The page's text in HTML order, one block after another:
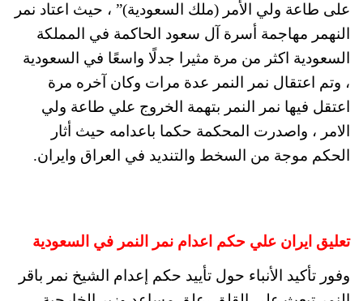
على طاعة ولي الأمر (ملك السعودية)” ، حيث اعتاد نمر
النهمر مهاجمة أسرة آل سعود الحاكمة في المملكة
السعودية اكثر من مرة مثيرا جدلًا واسعًا في السعودية
، وتم اعتقال نمر النمر عدة مرات وكان آخره مرة
اعتقل فيها نمر النمر بتهمة الخروج علي طاعة ولي
الامر ، واصدرت المحكمة حكما باعدامه حيث أثار
الحكم موجة من السخط والتنديد في العراق وايران.
تعليق ايران علي حكم اعدام نمر النمر في السعودية
وفور تأكيد الأنباء حول تأييد حكم إعدام الشيخ نمر باقر